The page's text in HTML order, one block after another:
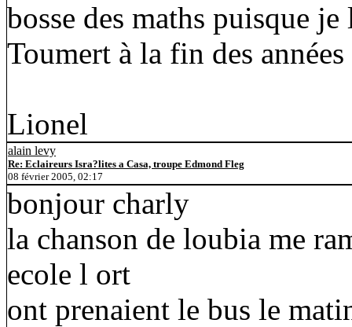
bosse des maths puisque
Toumert à la fin des
Lionel
alain levy
Re: Eclaireurs Isra?lites a Casa, troupe Edmond Fleg
08 février 2005, 02:17
bonjour charly
la chanson de loubia me
ecole l ort
ont prenaient le bus le